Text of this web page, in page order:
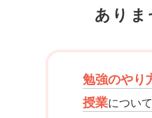
ありま
勉強のやり
授業につい